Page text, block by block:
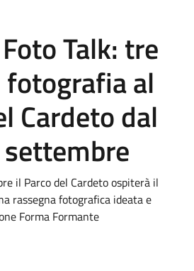
Talk: tre
al
Cardeto dal
il Parco del Cardeto ospiterà il
rassegna fotografica ideata e
Forma Formante